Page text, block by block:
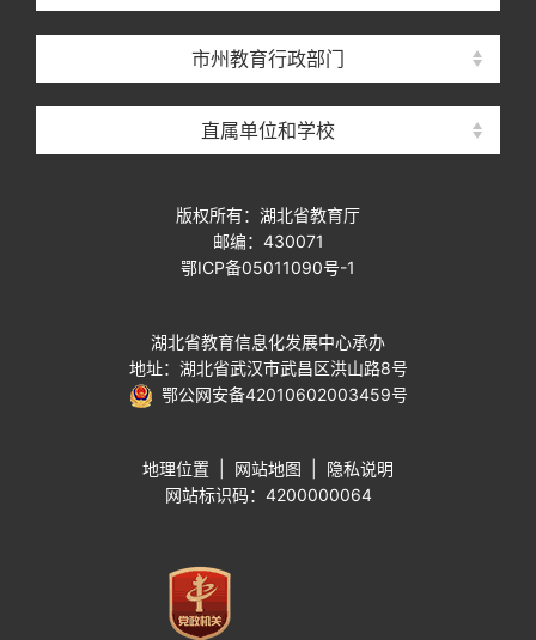
市州教育行政部门
直属单位和学校
版权所有：湖北省教育厅
邮编：430071
鄂ICP备05011090号-1
湖北省教育信息化发展中心承办
地址：湖北省武汉市武昌区洪山路8号
鄂公网安备42010602003459号
地理位置 网站地图
隐私说明
网站标识码：4200000064